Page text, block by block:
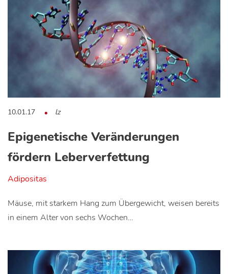
10.01.17 lz
Epigenetische Veränderungen
fördern Leberverfettung
Adipositas
Mäuse, mit starkem Hang zum Übergewicht, weisen bereits
in einem Alter von sechs Wochen…